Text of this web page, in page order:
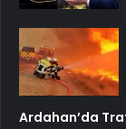
Ardahan’da